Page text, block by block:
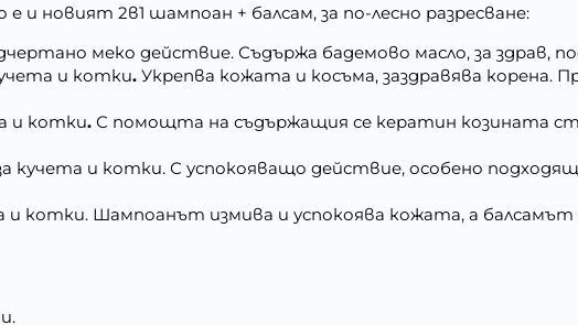
и новият 2в1 шампоан + балсам, за по-лесно разресване:
меко действие. Съдържа бадемово масло, за здрав,
и котки. Укрепва кожата и косъма, заздравява корена.
и котки. С помощта на съдържащия се кератин козината
кучета и котки. С успокояващо действие, особено
и котки. Шампоанът измива и успокоява кожата, а балсамът